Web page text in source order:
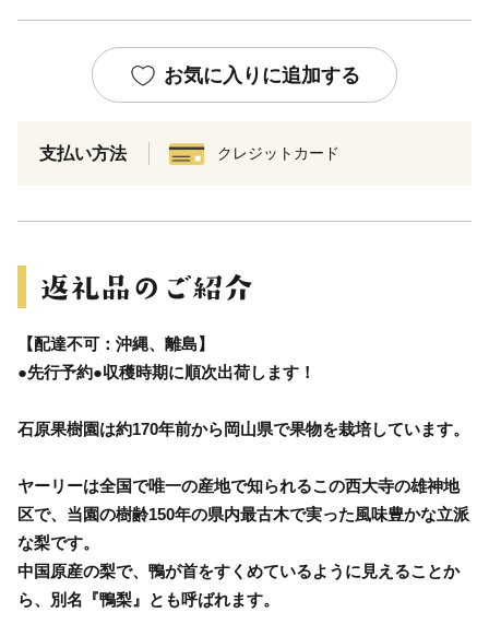
お気に入りに追加する
支払い方法 クレジットカード
【配達不可：沖縄、離島】
●先行予約●収穫時期に順次出荷します！
石原果樹園は約170年前から岡山県で果物を栽培しています。
ヤーリーは全国で唯一の産地で知られるこの西大寺の雄神地
区で、当園の樹齢150年の県内最古木で実った風味豊かな立派
な梨です。
中国原産の梨で、鴨が首をすくめているように見えることか
ら、別名『鴨梨』とも呼ばれます。